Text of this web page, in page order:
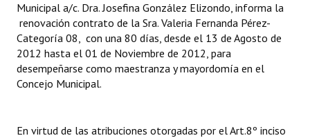
Comunicaciones
Declaraciones
Resoluciones
INSTITUCIONAL
Municipal a/c. Dra. Josefina González Elizondo, informa la
renovación contrato de la Sra. Valeria Fernanda Pérez-
Categoría 08, con una 80 días, desde el 13 de Agosto de
2012 hasta el 01 de Noviembre de 2012, para
desempeñarse como maestranza y mayordomía en el
Concejo Municipal.
En virtud de las atribuciones otorgadas por el Art.8º inciso